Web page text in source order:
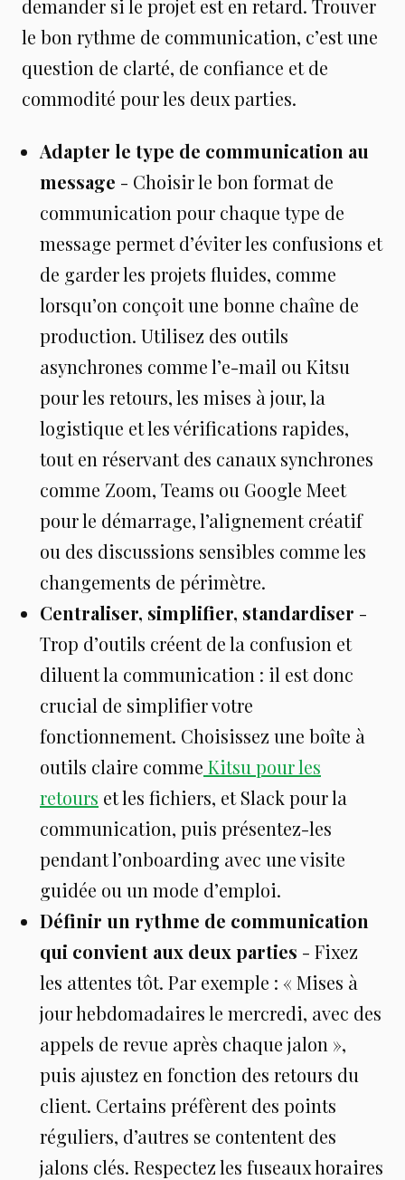
demander si le projet est en retard. Trouver
le bon rythme de communication, c’est une
question de clarté, de confiance et de
commodité pour les deux parties.
Adapter le type de communication au
message - Choisir le bon format de
communication pour chaque type de
message permet d’éviter les confusions et
de garder les projets fluides, comme
lorsqu’on conçoit une bonne chaîne de
production. Utilisez des outils
asynchrones comme l’e-mail ou Kitsu
pour les retours, les mises à jour, la
logistique et les vérifications rapides,
tout en réservant des canaux synchrones
comme Zoom, Teams ou Google Meet
pour le démarrage, l’alignement créatif
ou des discussions sensibles comme les
changements de périmètre.
Centraliser, simplifier, standardiser -
Trop d’outils créent de la confusion et
diluent la communication : il est donc
crucial de simplifier votre
fonctionnement. Choisissez une boîte à
outils claire comme Kitsu pour les
retours et les fichiers, et Slack pour la
communication, puis présentez-les
pendant l’onboarding avec une visite
guidée ou un mode d’emploi.
Définir un rythme de communication
qui convient aux deux parties - Fixez
les attentes tôt. Par exemple : « Mises à
jour hebdomadaires le mercredi, avec des
appels de revue après chaque jalon »,
puis ajustez en fonction des retours du
client. Certains préfèrent des points
réguliers, d’autres se contentent des
jalons clés. Respectez les fuseaux horaires